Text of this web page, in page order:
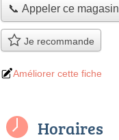
📞 Appeler ce magasin
Je recommande
Améliorer cette fiche
Horaires